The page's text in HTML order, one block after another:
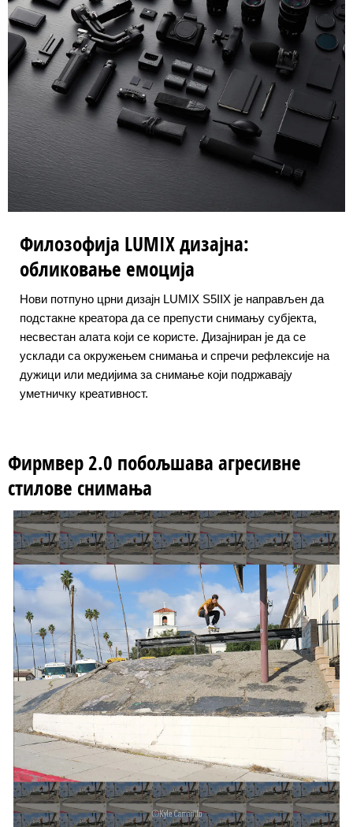
Филозофија LUMIX дизајна:
обликовање емоција
Нови потпуно црни дизајн LUMIX S5IIX је направљен да
подстакне креатора да се препусти снимању субјекта,
несвестан алата који се користе. Дизајниран је да се
усклади са окружењем снимања и спречи рефлексије на
дужици или медијима за снимање који подржавају
уметничку креативност.
Фирмвер 2.0 побољшава агресивне
стилове снимања